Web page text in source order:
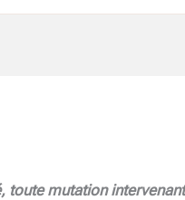
toute mutation